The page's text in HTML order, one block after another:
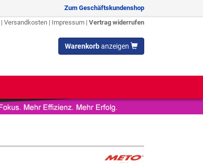
Zum Geschäftskundenshop
| Versandkosten | Impressum | Vertrag widerrufen
Warenkorbanzeigen